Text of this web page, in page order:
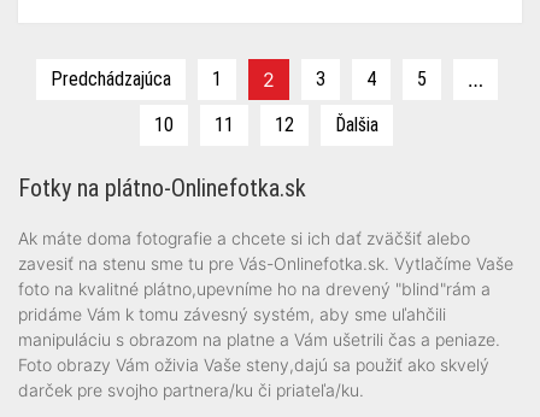
Predchádzajúca 1 2 3 4 5 …
10 11 12 Ďalšia
Fotky na plátno-Onlinefotka.sk
Ak máte doma fotografie a chcete si ich dať zväčšiť alebo
zavesiť na stenu sme tu pre Vás-Onlinefotka.sk. Vytlačíme Vaše
foto na kvalitné plátno,upevníme ho na drevený "blind"rám a
pridáme Vám k tomu závesný systém, aby sme uľahčili
manipuláciu s obrazom na platne a Vám ušetrili čas a peniaze.
Foto obrazy Vám oživia Vaše steny,dajú sa použiť ako skvelý
darček pre svojho partnera/ku či priateľa/ku.